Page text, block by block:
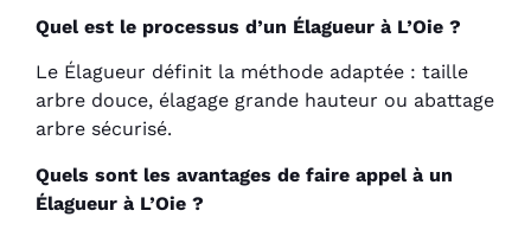
Quel est le processus d’un Élagueur à L’Oie ?
Le Élagueur définit la méthode adaptée : taille
arbre douce, élagage grande hauteur ou abattage
arbre sécurisé.
Quels sont les avantages de faire appel à un
Élagueur à L’Oie ?